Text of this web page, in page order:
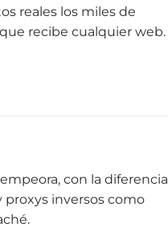
reales los miles de
recibe cualquier web.
con la diferencia
proxys inversos como